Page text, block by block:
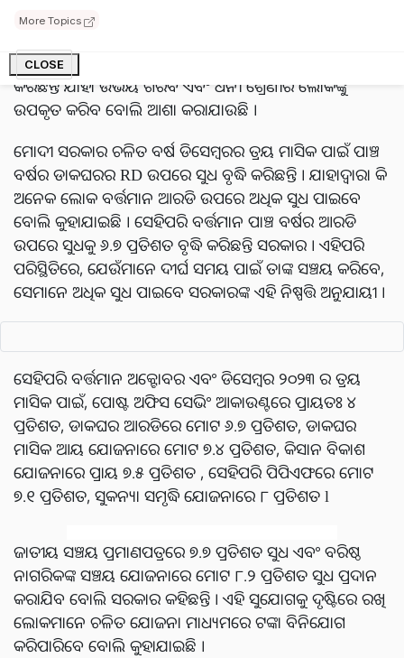
More Topics
CLOSE
ଯେଉଁମାନେ RDରେ କାମ କରୁଛନ୍ତି ସେମାନଙ୍କୁ ମିଳିବାକୁ ଯାଉଛି
ପୂର୍ବରୁ ମୋଦୀ ସରକାର ପୁଞ୍ଜି ବିନିଯୋଗ ସହ ଏପରି ଘୋଷଣା କିଛି
କରିଛନ୍ତି ଯାହା ଉଭୟ ଗରିବ ଏବଂ ଧନୀ ଶ୍ରେଣୀର ଲୋକଙ୍କୁ
ଉପକୃତ କରିବ ବୋଲି ଆଶା କରାଯାଉଛି ।
ମୋଦୀ ସରକାର ଚଳିତ ବର୍ଷ ଡିସେମ୍ବରର ତ୍ରୟ ମାସିକ ପାଇଁ ପାଞ୍ଚ
ବର୍ଷର ଡାକଘରର RD ଉପରେ ସୁଧ ବୃଦ୍ଧି କରିଛନ୍ତି । ଯାହାଦ୍ୱାରା କି
ଅନେକ ଲୋକ ବର୍ତ୍ତମାନ ଆରଡି ଉପରେ ଅଧିକ ସୁଧ ପାଇବେ
ବୋଲି କୁହାଯାଇଛି । ସେହିପରି ବର୍ତ୍ତମାନ ପାଞ୍ଚ ବର୍ଷର ଆରଡି
ଉପରେ ସୁଧକୁ ୬.୭ ପ୍ରତିଶତ ବୃଦ୍ଧି କରିଛନ୍ତି ସରକାର । ଏହିପରି
ପରିସ୍ଥିତିରେ, ଯେଉଁମାନେ ଦୀର୍ଘ ସମୟ ପାଇଁ ତାଙ୍କ ସଞ୍ଚୟ କରିବେ,
ସେମାନେ ଅଧିକ ସୁଧ ପାଇବେ ସରକାରଙ୍କ ଏହି ନିଷ୍ପତ୍ତି ଅନୁଯାୟୀ ।
ସେହିପରି ବର୍ତ୍ତମାନ ଅକ୍ଟୋବର ଏବଂ ଡିସେମ୍ବର ୨୦୨୩ ର ତ୍ରୟ
ମାସିକ ପାଇଁ, ପୋଷ୍ଟ ଅଫିସ ସେଭିଂ ଆକାଉଣ୍ଟରେ ପ୍ରାୟତଃ ୪
ପ୍ରତିଶତ, ଡାକଘର ଆରଡିରେ ମୋଟ ୬.୭ ପ୍ରତିଶତ, ଡାକଘର
ମାସିକ ଆୟ ଯୋଜନାରେ ମୋଟ ୭.୪ ପ୍ରତିଶତ, କିସାନ ବିକାଶ
ଯୋଜନାରେ ପ୍ରାୟ ୭.୫ ପ୍ରତିଶତ , ସେହିପରି ପିପିଏଫରେ ମୋଟ
୭.୧ ପ୍ରତିଶତ, ସୁକନ୍ୟା ସମୃଦ୍ଧି ଯୋଜନାରେ ୮ ପ୍ରତିଶତ l
ଜାତୀୟ ସଞ୍ଚୟ ପ୍ରମାଣପତ୍ରରେ ୭.୭ ପ୍ରତିଶତ ସୁଧ ଏବଂ ବରିଷ୍ଠ
ନାଗରିକଙ୍କ ସଞ୍ଚୟ ଯୋଜନାରେ ମୋଟ ୮.୨ ପ୍ରତିଶତ ସୁଧ ପ୍ରଦାନ
କରାଯିବ ବୋଲି ସରକାର କହିଛନ୍ତି । ଏହି ସୁଯୋଗକୁ ଦୃଷ୍ଟିରେ ରଖି
ଲୋକମାନେ ଚଳିତ ଯୋଜନା ମାଧ୍ୟମରେ ଟଙ୍କା ବିନିଯୋଗ
କରିପାରିବେ ବୋଲି କୁହାଯାଇଛି ।